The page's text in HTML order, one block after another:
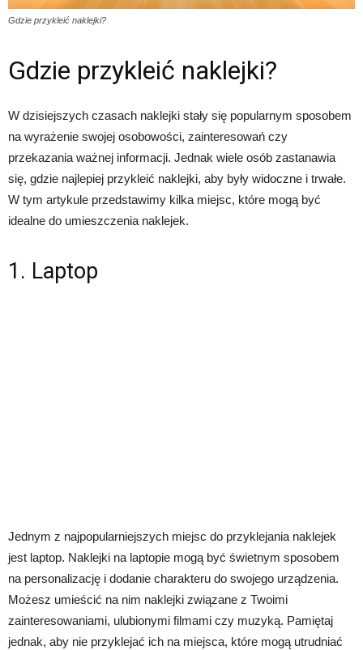
Gdzie przykleić naklejki?
Gdzie przykleić naklejki?
W dzisiejszych czasach naklejki stały się popularnym sposobem
na wyrażenie swojej osobowości, zainteresowań czy
przekazania ważnej informacji. Jednak wiele osób zastanawia
się, gdzie najlepiej przykleić naklejki, aby były widoczne i trwałe.
W tym artykule przedstawimy kilka miejsc, które mogą być
idealne do umieszczenia naklejek.
1. Laptop
Jednym z najpopularniejszych miejsc do przyklejania naklejek
jest laptop. Naklejki na laptopie mogą być świetnym sposobem
na personalizację i dodanie charakteru do swojego urządzenia.
Możesz umieścić na nim naklejki związane z Twoimi
zainteresowaniami, ulubionymi filmami czy muzyką. Pamiętaj
jednak, aby nie przyklejać ich na miejsca, które mogą utrudniać